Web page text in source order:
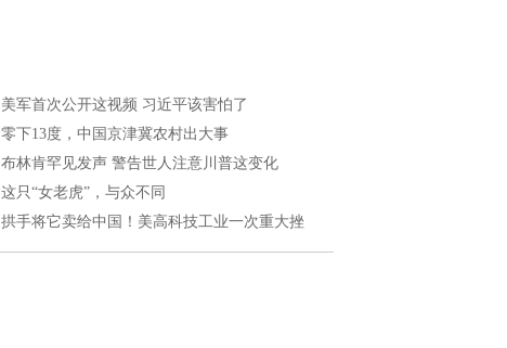
美军首次公开这视频 习近平该害怕了
零下13度，中国京津冀农村出大事
布林肯罕见发声 警告世人注意川普这变化
这只“女老虎”，与众不同
拱手将它卖给中国！美高科技工业一次重大挫